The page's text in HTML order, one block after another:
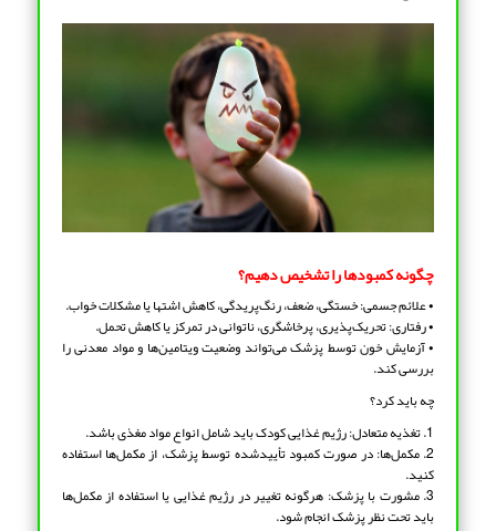
چگونه کمبودها را تشخیص دهیم؟
• علائم جسمی: خستگی، ضعف، رنگ‌پریدگی، کاهش اشتها یا مشکلات خواب.
• رفتاری: تحریک‌پذیری، پرخاشگری، ناتوانی در تمرکز یا کاهش تحمل.
• آزمایش خون توسط پزشک می‌تواند وضعیت ویتامین‌ها و مواد معدنی را
بررسی کند.
چه باید کرد؟
1. تغذیه متعادل: رژیم غذایی کودک باید شامل انواع مواد مغذی باشد.
2. مکمل‌ها: در صورت کمبود تأییدشده توسط پزشک، از مکمل‌ها استفاده
کنید.
3. مشورت با پزشک: هرگونه تغییر در رژیم غذایی یا استفاده از مکمل‌ها
باید تحت نظر پزشک انجام شود.